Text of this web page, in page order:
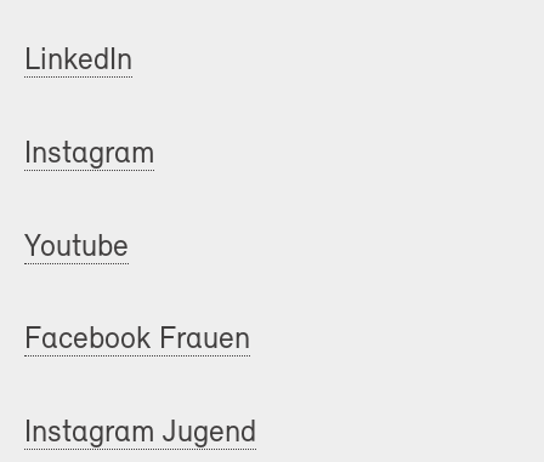
LinkedIn
Instagram
Youtube
Facebook Frauen
Instagram Jugend